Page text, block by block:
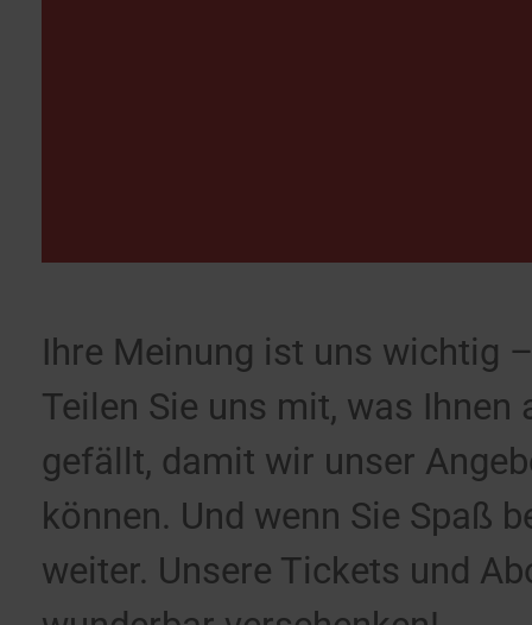
Ihre Meinung ist uns wichtig
Teilen Sie uns mit, was Ihnen
gefällt, damit wir unser
können. Und wenn Sie Spaß
weiter. Unsere Tickets und